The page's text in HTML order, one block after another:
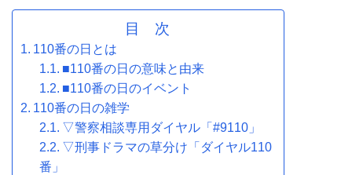
目 次
110番の日とは
■110番の日の意味と由来
■110番の日のイベント
110番の日の雑学
▽警察相談専用ダイヤル「#9110」
▽刑事ドラマの草分け「ダイヤル110
番」